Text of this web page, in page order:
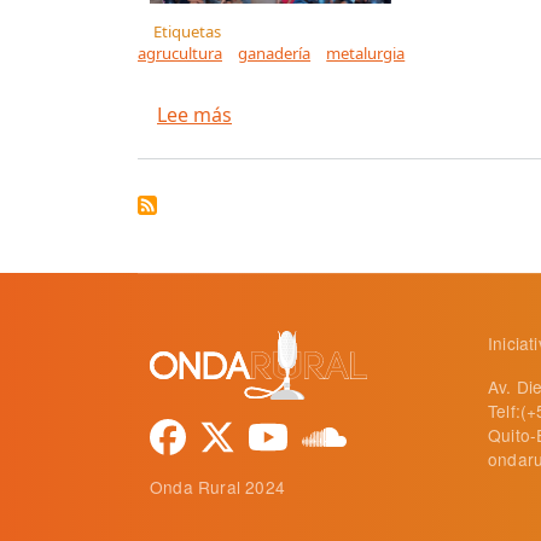
Etiquetas
agrucultura
ganadería metalurgia
Lee más
Onda Rural 2024
Av.
Quito-